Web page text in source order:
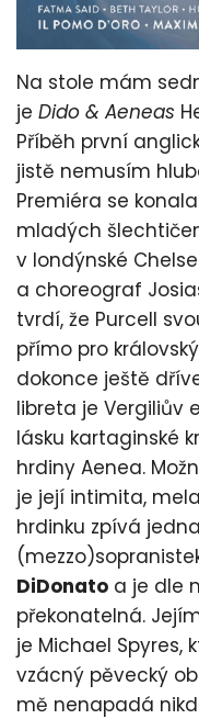
Na stole mám
je Dido & Aeneas
Příběh první
jistě nemusím
Premiéra se
mladých
v londýnské
a choreograf
tvrdí, že Purcell
přímo pro
dokonce ještě
libreta je Vergiliův
lásku kartaginské
hrdiny Aenea.
je její intimita,
hrdinku zpívá
DiDonato a je dle
překonatelná.
je Michael Spyres,
vzácný pěvecký
mě nenapadá